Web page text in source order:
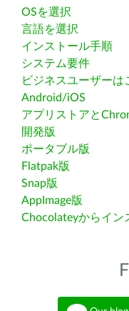
OSを選択
言語を選択
インストール手順
システム要件
ビジネスユーザーは
Android/iOS
アプリストアと
開発版
ポータブル版
Flatpak版
Snap版
AppImage版
Chocolateyからイン